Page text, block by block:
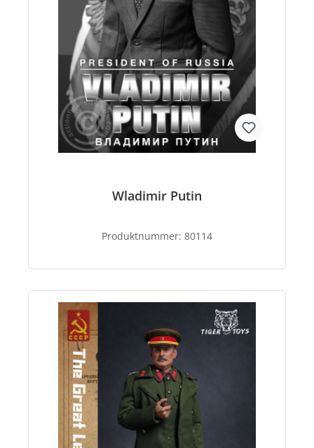
Wladimir Putin
Produktnummer: 80114